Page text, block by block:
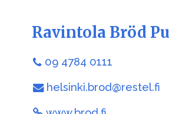
Ravintola Bröd
09 4784 0111
helsinki.brod@restel.fi